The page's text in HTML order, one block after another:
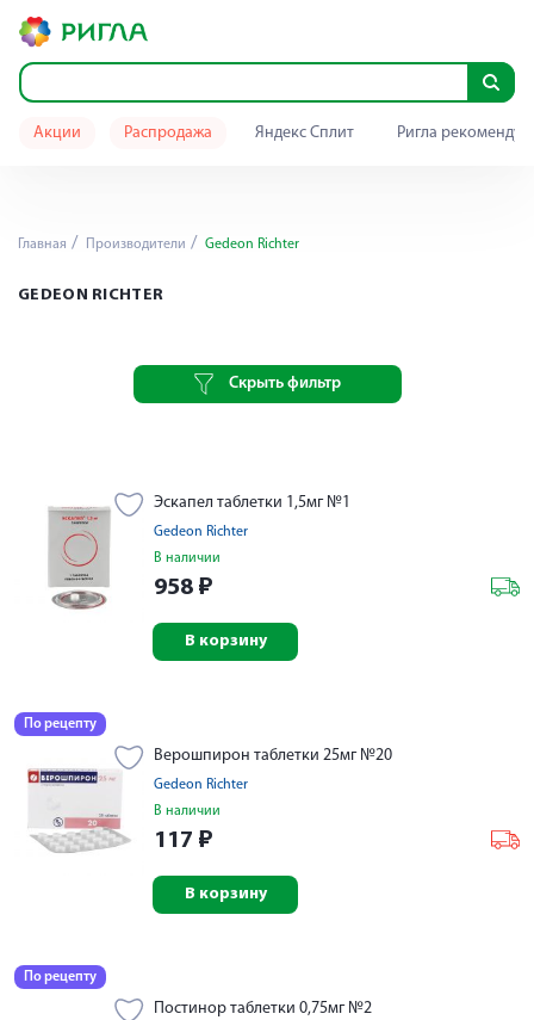
Акции Распродажа Яндекс Сплит Ригла
Главная Производители Gedeon Richter
GEDEON RICHTER
Скрыть фильтр
Эскапел таблетки 1,5мг №1
Gedeon Richter
В наличии
958 ₽
В корзину
По рецепту
Верошпирон таблетки 25мг №20
Gedeon Richter
В наличии
117 ₽
В корзину
По рецепту
Постинор таблетки 0,75мг №2